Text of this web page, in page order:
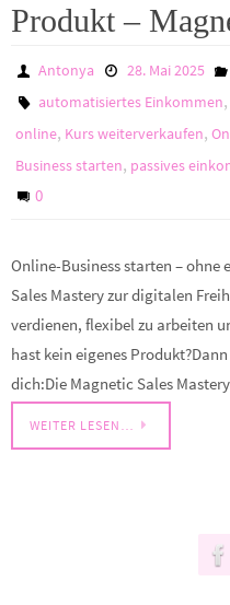
Produkt –
Antonya 28. Mai 2025
automatisiertes Einkommen
online, Kurs weiterverkaufen,
Business starten, passives
0
Online-Business starten – ohne
Sales Mastery zur digitalen
verdienen, flexibel zu arbeiten
hast kein eigenes
dich:Die Magnetic Sales
WEITER LESEN…